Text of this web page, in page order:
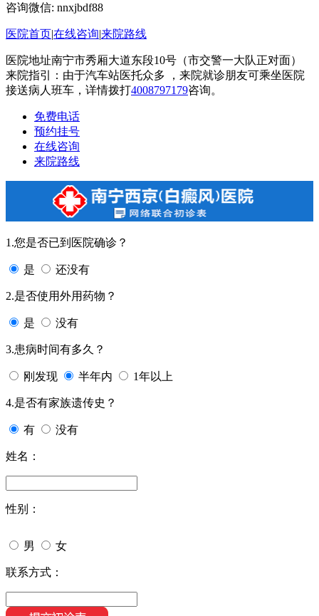
咨询微信: nnxjbdf88
医院首页|在线咨询|来院路线
医院地址南宁市秀厢大道东段10号（市交警一大队正对面）
来院指引：由于汽车站医托众多 ，来院就诊朋友可乘坐医院
接送病人班车，详情拨打4008797179咨询。
免费电话
预约挂号
在线咨询
来院路线
1.您是否已到医院确诊？
是 还没有
2.是否使用外用药物？
是 没有
3.患病时间有多久？
刚发现 半年内 1年以上
4.是否有家族遗传史？
有 没有
姓名：
性别：
男 女
联系方式：